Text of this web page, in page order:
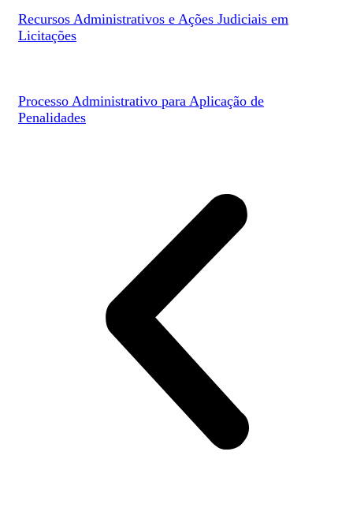
Recursos Administrativos e Ações Judiciais em
Licitações
Processo Administrativo para Aplicação de
Penalidades